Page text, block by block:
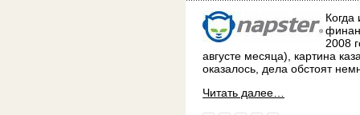
Когда
2008
августе месяца), картина
оказалось, дела обстоят
Читать далее…